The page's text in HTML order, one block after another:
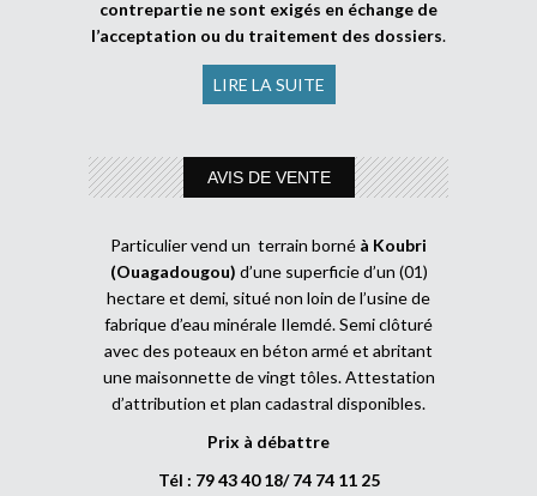
contrepartie ne sont exigés en échange de
l’acceptation ou du traitement des dossiers.
LIRE LA SUITE
AVIS DE VENTE
Particulier vend un terrain borné à Koubri
(Ouagadougou) d’une superficie d’un (01)
hectare et demi, situé non loin de l’usine de
fabrique d’eau minérale Ilemdé. Semi clôturé
avec des poteaux en béton armé et abritant
une maisonnette de vingt tôles. Attestation
d’attribution et plan cadastral disponibles.
Prix à débattre
Tél : 79 43 40 18/ 74 74 11 25